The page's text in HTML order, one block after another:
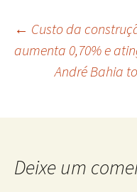
posts
← Custo da
aumenta 0,70% e
André Bahia
Deixe um